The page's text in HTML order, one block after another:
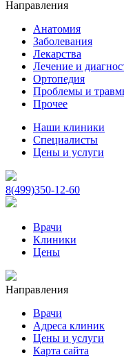
Направления
Анатомия
Заболевания
Лекарства
Лечение и
Ортопедия
Проблемы и
Прочее
Наши клиники
Специалисты
Цены и услуги
8(499)350-12-60
Врачи
Клиники
Цены
Направления
Врачи
Адреса клиник
Цены и услуги
Карта сайта